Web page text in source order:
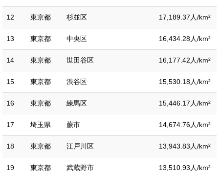
12 東京都 杉並区 17,189.37人/km²
13 東京都 中央区 16,434.28人/km²
14 東京都 世田谷区 16,177.42人/km²
15 東京都 渋谷区 15,530.18人/km²
16 東京都 練馬区 15,446.17人/km²
17 埼玉県 蕨市 14,674.76人/km²
18 東京都 江戸川区 13,943.83人/km²
19 東京都 武蔵野市 13,510.93人/km²